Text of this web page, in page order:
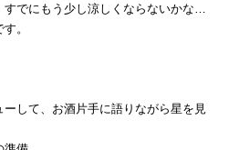
でにもう少し涼しくならないかな…
。
して、お酒片手に語りながら星を見